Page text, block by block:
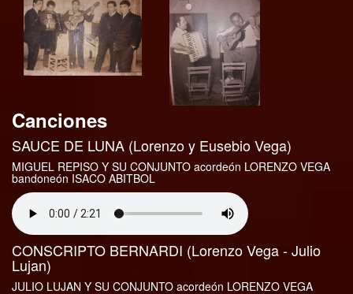
Canciones
SAUCE DE LUNA (Lorenzo y Eusebio Vega)
MIGUEL REPISO Y SU CONJUNTO acordeón LORENZO VEGA
bandoneón ISACO ABITBOL
CONSCRIPTO BERNARDI (Lorenzo Vega - Julio
Lujan)
JULIO LUJAN Y SU CONJUNTO acordeón LORENZO VEGA